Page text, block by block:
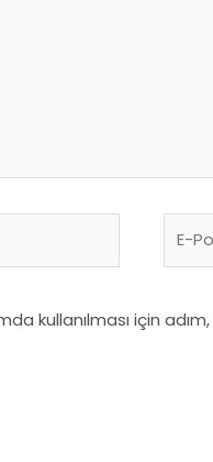
kullanılması için